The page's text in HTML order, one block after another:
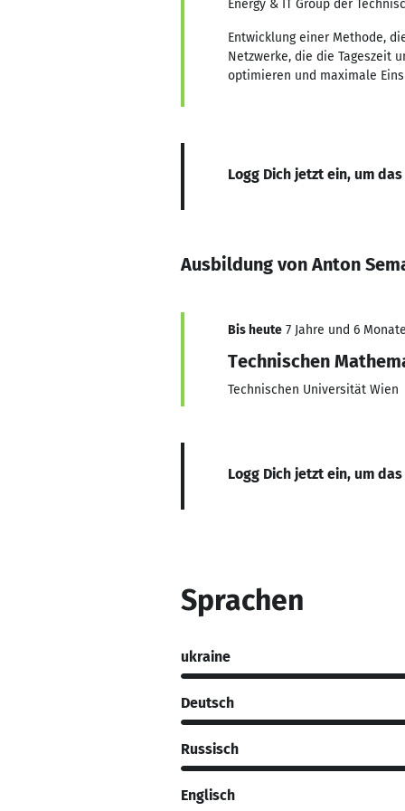
Energy & IT Group der
Entwicklung einer Methode,
Netzwerke, die die Tageszeit
optimieren und maximale
Logg Dich jetzt ein, um
Ausbildung von Anton
Bis heute 7 Jahre und 6
Technischen
Technischen Universität Wien
Logg Dich jetzt ein, um
Sprachen
ukraine
Deutsch
Russisch
Englisch